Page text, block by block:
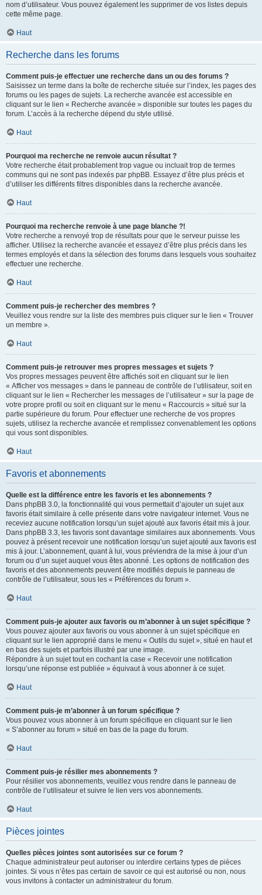
nom d’utilisateur. Vous pouvez également les supprimer de vos listes depuis
cette même page.
Haut
Recherche dans les forums
Comment puis-je effectuer une recherche dans un ou des forums ?
Saisissez un terme dans la boîte de recherche située sur l’index, les pages des
forums ou les pages de sujets. La recherche avancée est accessible en
cliquant sur le lien « Recherche avancée » disponible sur toutes les pages du
forum. L’accès à la recherche dépend du style utilisé.
Haut
Pourquoi ma recherche ne renvoie aucun résultat ?
Votre recherche était probablement trop vague ou incluait trop de termes
communs qui ne sont pas indexés par phpBB. Essayez d’être plus précis et
d’utiliser les différents filtres disponibles dans la recherche avancée.
Haut
Pourquoi ma recherche renvoie à une page blanche ?!
Votre recherche a renvoyé trop de résultats pour que le serveur puisse les
afficher. Utilisez la recherche avancée et essayez d’être plus précis dans les
termes employés et dans la sélection des forums dans lesquels vous souhaitez
effectuer une recherche.
Haut
Comment puis-je rechercher des membres ?
Veuillez vous rendre sur la liste des membres puis cliquer sur le lien « Trouver
un membre ».
Haut
Comment puis-je retrouver mes propres messages et sujets ?
Vos propres messages peuvent être affichés soit en cliquant sur le lien
« Afficher vos messages » dans le panneau de contrôle de l’utilisateur, soit en
cliquant sur le lien « Rechercher les messages de l’utilisateur » sur la page de
votre propre profil ou soit en cliquant sur le menu « Raccourcis » situé sur la
partie supérieure du forum. Pour effectuer une recherche de vos propres
sujets, utilisez la recherche avancée et remplissez convenablement les options
qui vous sont disponibles.
Haut
Favoris et abonnements
Quelle est la différence entre les favoris et les abonnements ?
Dans phpBB 3.0, la fonctionnalité qui vous permettait d’ajouter un sujet aux
favoris était similaire à celle présente dans votre navigateur internet. Vous ne
receviez aucune notification lorsqu’un sujet ajouté aux favoris était mis à jour.
Dans phpBB 3.3, les favoris sont davantage similaires aux abonnements. Vous
pouvez à présent recevoir une notification lorsqu’un sujet ajouté aux favoris est
mis à jour. L’abonnement, quant à lui, vous préviendra de la mise à jour d’un
forum ou d’un sujet auquel vous êtes abonné. Les options de notification des
favoris et des abonnements peuvent être modifiés depuis le panneau de
contrôle de l’utilisateur, sous les « Préférences du forum ».
Haut
Comment puis-je ajouter aux favoris ou m’abonner à un sujet spécifique ?
Vous pouvez ajouter aux favoris ou vous abonner à un sujet spécifique en
cliquant sur le lien approprié dans le menu « Outils du sujet », situé en haut et
en bas des sujets et parfois illustré par une image.
Répondre à un sujet tout en cochant la case « Recevoir une notification
lorsqu’une réponse est publiée » équivaut à vous abonner à ce sujet.
Haut
Comment puis-je m’abonner à un forum spécifique ?
Vous pouvez vous abonner à un forum spécifique en cliquant sur le lien
« S’abonner au forum » situé en bas de la page du forum.
Haut
Comment puis-je résilier mes abonnements ?
Pour résilier vos abonnements, veuillez vous rendre dans le panneau de
contrôle de l’utilisateur et suivre le lien vers vos abonnements.
Haut
Pièces jointes
Quelles pièces jointes sont autorisées sur ce forum ?
Chaque administrateur peut autoriser ou interdire certains types de pièces
jointes. Si vous n’êtes pas certain de savoir ce qui est autorisé ou non, nous
vous invitons à contacter un administrateur du forum.